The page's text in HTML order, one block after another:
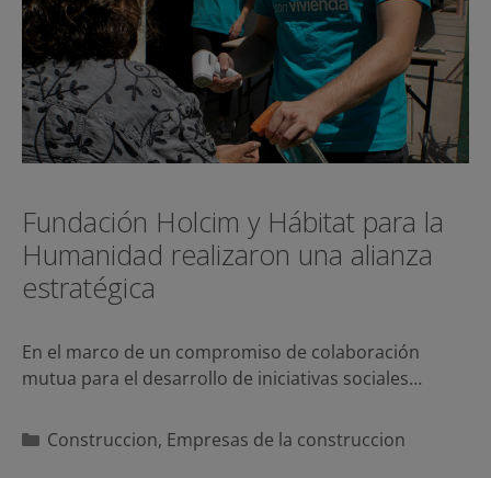
Fundación Holcim y Hábitat para la
Humanidad realizaron una alianza
estratégica
En el marco de un compromiso de colaboración
mutua para el desarrollo de iniciativas sociales…
Categorías
Construccion, Empresas de la construccion